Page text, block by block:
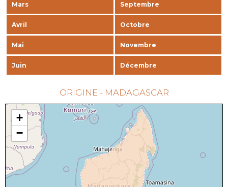
Mars Septembre
Avril Octobre
Mai Novembre
Juin Décembre
ORIGINE - MADAGASCAR
+
−